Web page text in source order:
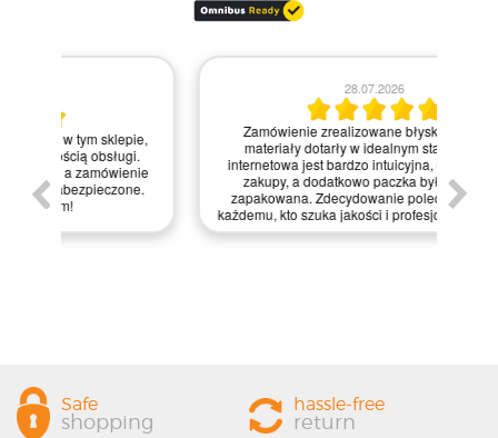
Zamówienie zrealizowane błyskawicznie, a
materiały dotarły w idealnym stanie. Strona
internetowa jest bardzo intuicyjna, co ułatwiło mi
zakupy, a dodatkowo paczka była starannie
zapakowana. Zdecydowanie polecam ten sklep
każdemu, kto szuka jakości i profesjonalnej obsługi!
Safe
shopping
hassle-free
return